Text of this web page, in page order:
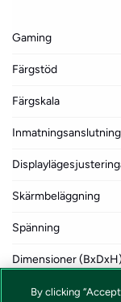
Gaming
Färgstöd
Färgskala
Skärmbeläggning
Spänning
Dimensioner
By clicking